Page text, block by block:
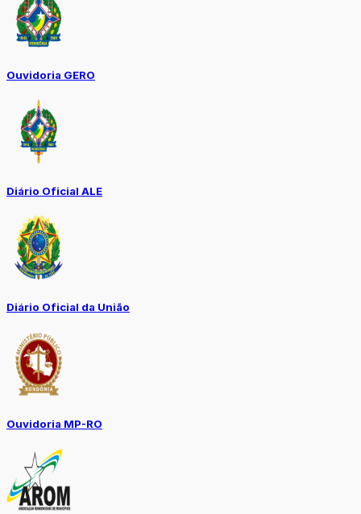
Ouvidoria GERO
Diário Oficial ALE
Diário Oficial da União
Ouvidoria MP-RO